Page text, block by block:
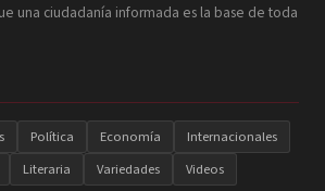
una ciudadanía informada es la base de toda
Política Economía
Internacionales
Literaria Variedades Videos